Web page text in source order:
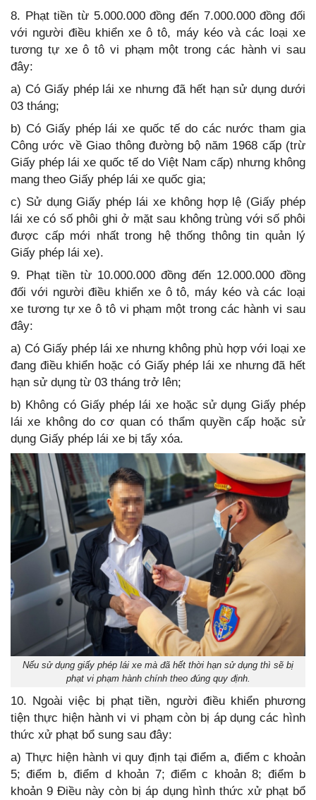
8. Phạt tiền từ 5.000.000 đồng đến 7.000.000 đồng đối
với người điều khiển xe ô tô, máy kéo và các loại xe
tương tự xe ô tô vi phạm một trong các hành vi sau
đây:
a) Có Giấy phép lái xe nhưng đã hết hạn sử dụng dưới
03 tháng;
b) Có Giấy phép lái xe quốc tế do các nước tham gia
Công ước về Giao thông đường bộ năm 1968 cấp (trừ
Giấy phép lái xe quốc tế do Việt Nam cấp) nhưng không
mang theo Giấy phép lái xe quốc gia;
c) Sử dụng Giấy phép lái xe không hợp lệ (Giấy phép
lái xe có số phôi ghi ở mặt sau không trùng với số phôi
được cấp mới nhất trong hệ thống thông tin quản lý
Giấy phép lái xe).
9. Phạt tiền từ 10.000.000 đồng đến 12.000.000 đồng
đối với người điều khiển xe ô tô, máy kéo và các loại
xe tương tự xe ô tô vi phạm một trong các hành vi sau
đây:
a) Có Giấy phép lái xe nhưng không phù hợp với loại xe
đang điều khiển hoặc có Giấy phép lái xe nhưng đã hết
hạn sử dụng từ 03 tháng trở lên;
b) Không có Giấy phép lái xe hoặc sử dụng Giấy phép
lái xe không do cơ quan có thẩm quyền cấp hoặc sử
dụng Giấy phép lái xe bị tẩy xóa.
Nếu sử dụng giấy phép lái xe mà đã hết thời hạn sử dụng thì sẽ bị
phạt vi phạm hành chính theo đúng quy định.
10. Ngoài việc bị phạt tiền, người điều khiển phương
tiện thực hiện hành vi vi phạm còn bị áp dụng các hình
thức xử phạt bổ sung sau đây:
a) Thực hiện hành vi quy định tại điểm a, điểm c khoản
5; điểm b, điểm d khoản 7; điểm c khoản 8; điểm b
khoản 9 Điều này còn bị áp dụng hình thức xử phạt bổ